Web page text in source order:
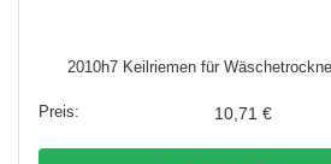
2010h7 Keilriemen für
10,71 €